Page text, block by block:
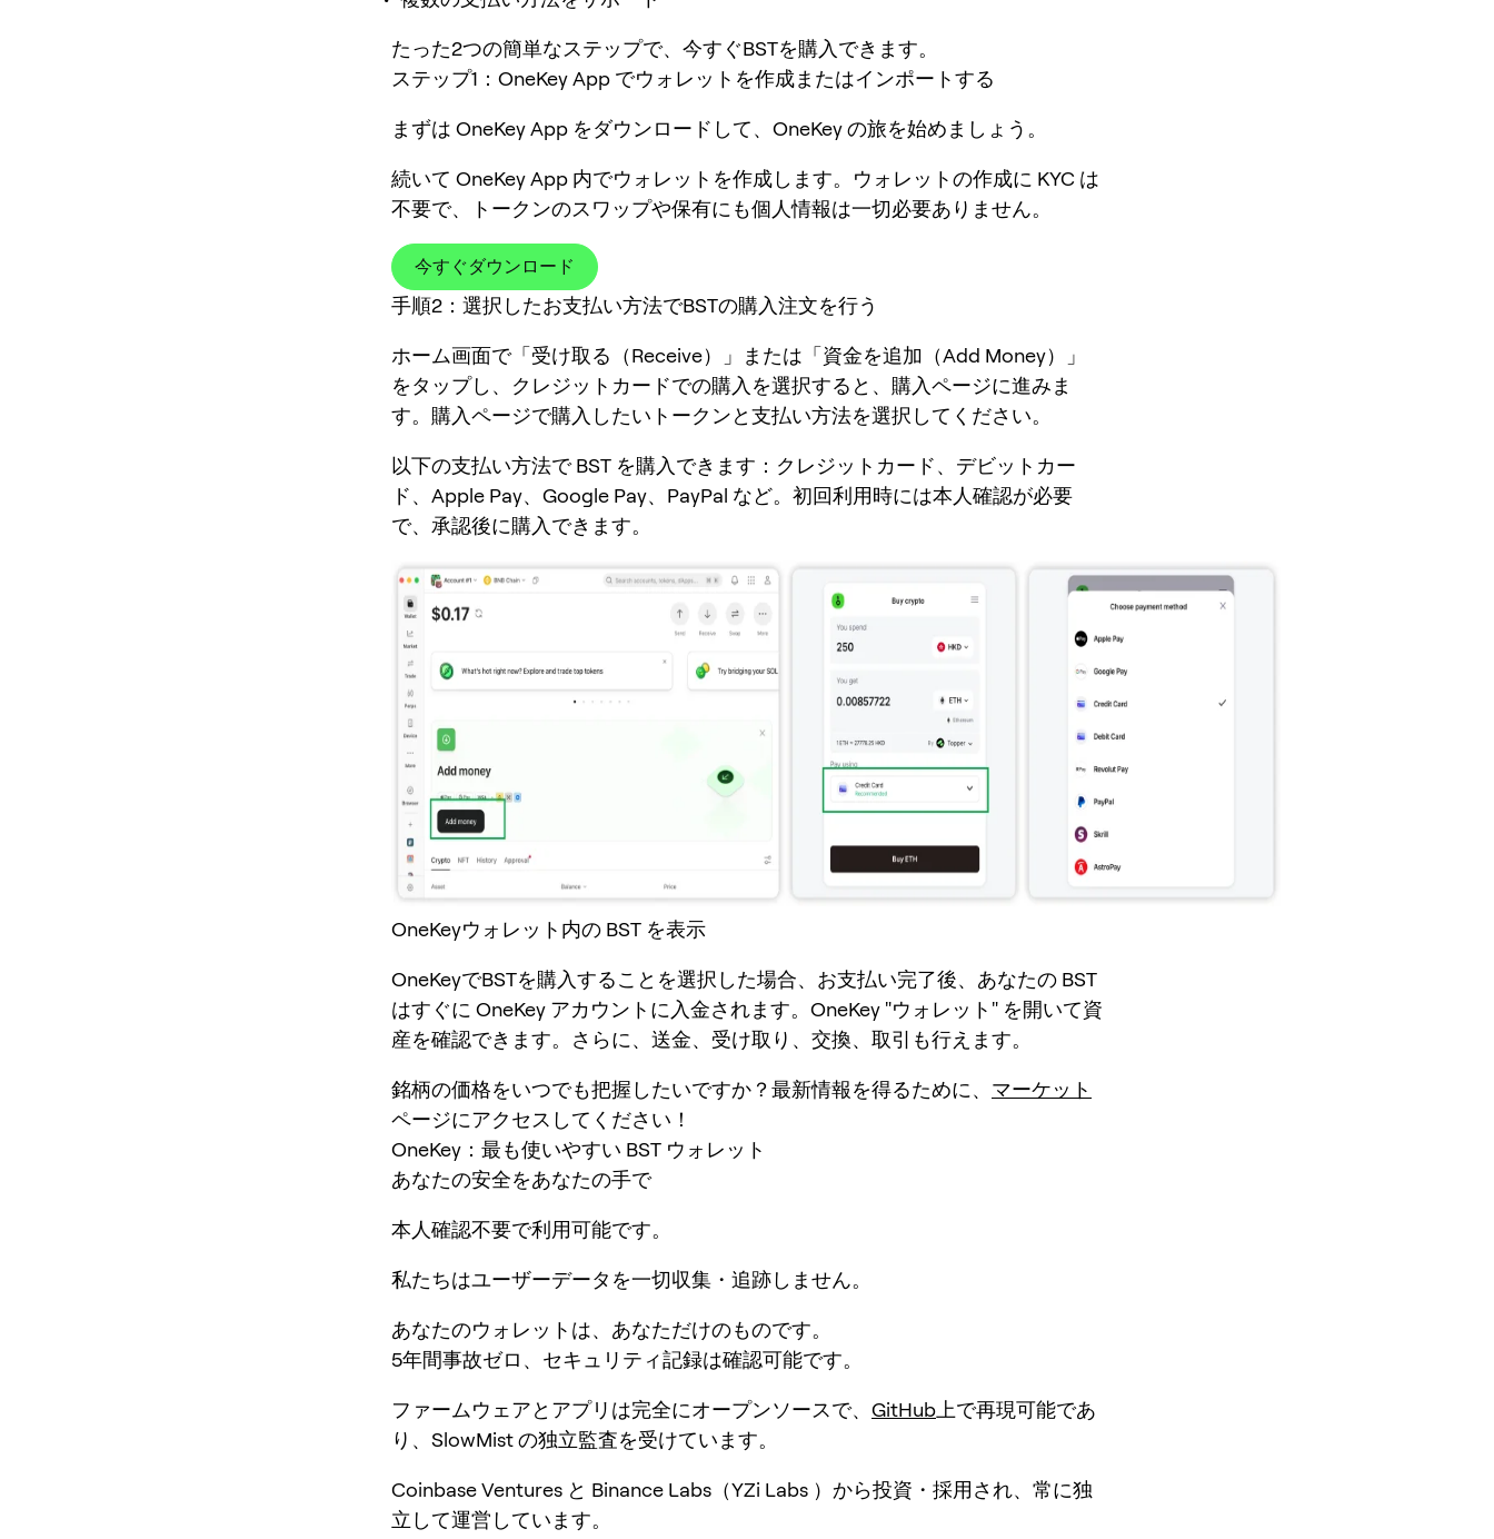
たった2つの簡単なステップで、今すぐBSTを購入できます。
ステップ1：OneKey App でウォレットを作成またはインポートする
まずは OneKey App をダウンロードして、OneKey の旅を始めましょう。
続いて OneKey App 内でウォレットを作成します。ウォレットの作成に KYC は
不要で、トークンのスワップや保有にも個人情報は一切必要ありません。
今すぐダウンロード
手順2：選択したお支払い方法でBSTの購入注文を行う
ホーム画面で「受け取る（Receive）」または「資金を追加（Add Money）」
をタップし、クレジットカードでの購入を選択すると、購入ページに進みま
す。購入ページで購入したいトークンと支払い方法を選択してください。
以下の支払い方法で BST を購入できます：クレジットカード、デビットカー
ド、Apple Pay、Google Pay、PayPal など。初回利用時には本人確認が必要
で、承認後に購入できます。
OneKeyウォレット内の BST を表示
OneKeyでBSTを購入することを選択した場合、お支払い完了後、あなたの BST
はすぐに OneKey アカウントに入金されます。OneKey "ウォレット" を開いて資
産を確認できます。さらに、送金、受け取り、交換、取引も行えます。
銘柄の価格をいつでも把握したいですか？最新情報を得るために、 マーケット
ページにアクセスしてください！
OneKey：最も使いやすい BST ウォレット
あなたの安全をあなたの手で
本人確認不要で利用可能です。
私たちはユーザーデータを一切収集・追跡しません。
あなたのウォレットは、あなただけのものです。
5年間事故ゼロ、セキュリティ記録は確認可能です。
ファームウェアとアプリは完全にオープンソースで、 GitHub 上で再現可能であ
り、SlowMist の独立監査を受けています。
Coinbase Ventures と Binance Labs（YZi Labs ）から投資・採用され、常に独
立して運営しています。